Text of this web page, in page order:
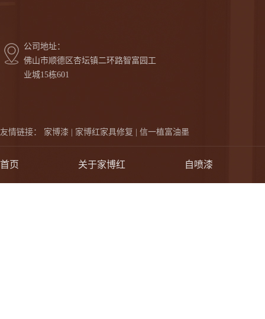
公司地址：
佛山市顺德区杏坛镇二环路智富园工
业城15栋601
友情链接： 家博漆 | 家博红家具修复 | 信一植富油墨
首页 关于家博红 自喷漆